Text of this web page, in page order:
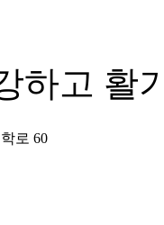
하고 활
로 60